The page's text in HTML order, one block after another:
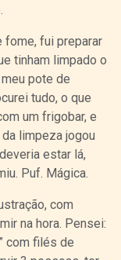
fome, fui preparar
tinham limpado o
pote de
tudo, o que
um frigobar, e
limpeza jogou
estar lá,
Puf. Mágica.
com
na hora. Pensei:
com filés de